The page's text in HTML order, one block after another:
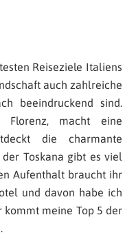
Reiseziele Italiens
auch zahlreiche
beeindruckend sind.
Florenz, macht eine
die charmante
Toskana gibt es viel
Aufenthalt braucht ihr
und davon habe ich
kommt meine Top 5 der